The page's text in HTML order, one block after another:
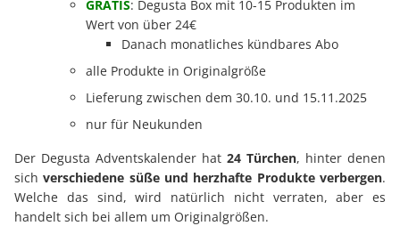
GRATIS: Degusta Box mit 10-15 Produkten im
Wert von über 24€
Danach monatliches kündbares Abo
alle Produkte in Originalgröße
Lieferung zwischen dem 30.10. und 15.11.2025
nur für Neukunden
Der Degusta Adventskalender hat 24 Türchen, hinter denen
sich verschiedene süße und herzhafte Produkte verbergen.
Welche das sind, wird natürlich nicht verraten, aber es
handelt sich bei allem um Originalgrößen.